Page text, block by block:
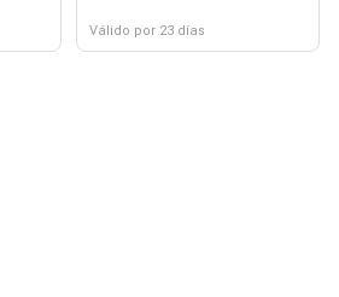
Válido por 23 días